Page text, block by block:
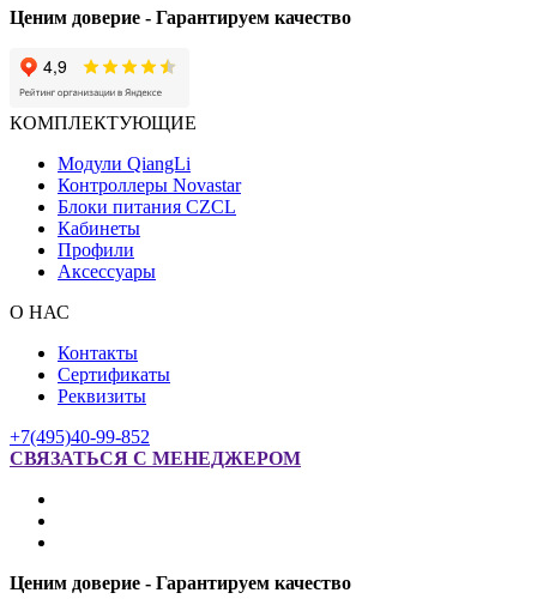
Ценим доверие - Гарантируем качество
КОМПЛЕКТУЮЩИЕ
Модули QiangLi
Контроллеры Novastar
Блоки питания CZCL
Кабинеты
Профили
Аксессуары
О НАС
Контакты
Сертификаты
Реквизиты
+7(495)40-99-852
СВЯЗАТЬСЯ С МЕНЕДЖЕРОМ
Ценим доверие - Гарантируем качество